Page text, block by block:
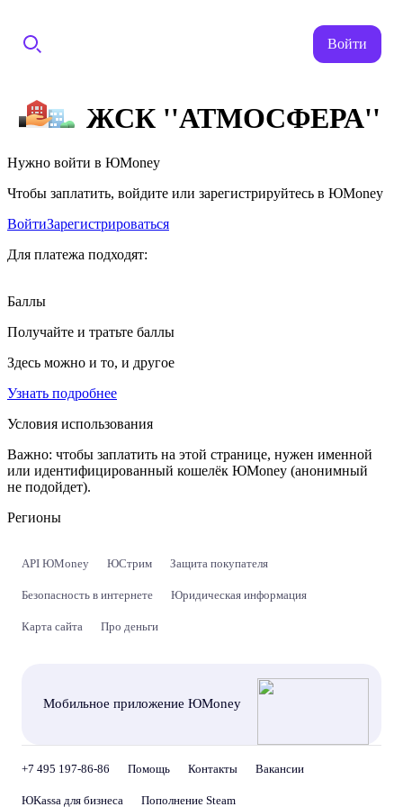
Войти
ЖСК ''АТМОСФЕРА''
Нужно войти в ЮMoney
Чтобы заплатить, войдите или зарегистрируйтесь в ЮMoney
ВойтиЗарегистрироваться
Для платежа подходят:
Баллы
Получайте и тратьте баллы
Здесь можно и то, и другое
Узнать подробнее
Условия использования
Важно: чтобы заплатить на этой странице, нужен именной
или идентифицированный кошелёк ЮMoney (анонимный
не подойдет).
Регионы
API ЮMoney ЮСтрим Защита покупателя
Безопасность в интернете Юридическая информация
Карта сайта Про деньги
Мобильное приложение ЮMoney
+7 495 197-86-86 Помощь Контакты Вакансии
ЮKassa для бизнеса Пополнение Steam